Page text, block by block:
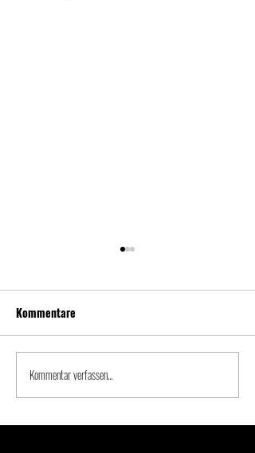
WERKSTADT Witten -
Hochzeit Plaza: Preise,
Kommentare
Kommentar verfassen...